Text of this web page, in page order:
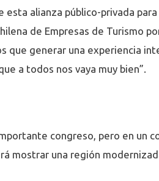
esta alianza público-privada
de Empresas de Turismo
que generar una experiencia
a todos nos vaya muy bien”.
congreso, pero en
mostrar una región